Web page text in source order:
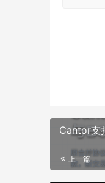
Cantor支
上一篇